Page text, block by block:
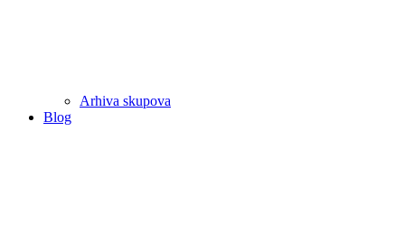
Arhiva skupova
Blog